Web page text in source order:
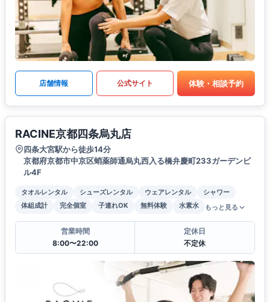
店舗情報 公式サイト 体験・相談予約
RACINE京都四条烏丸店
四条大宮駅から徒歩14分
京都府京都市中京区蛸薬師通烏丸西入る橋弁慶町233ガーデンビ
ル4F
タオルレンタル シューズレンタル ウェアレンタル
シャワー
体組成計
完全個室 子連れOK 無料体験 水素水 もっと見る
営業時間
8:00〜22:00
定休日
不定休